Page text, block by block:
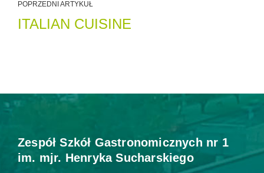
POPRZEDNI ARTYKUŁ
ITALIAN CUISINE
Zespół Szkół Gastronomicznych nr 1
im. mjr. Henryka Sucharskiego